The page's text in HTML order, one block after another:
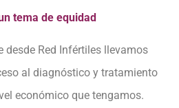
tema de equidad
desde Red Infértiles llevamos
al diagnóstico y tratamiento
económico que tengamos.